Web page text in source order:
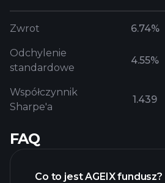
Zwrot 6.74%
Odchylenie
standardowe
4.55%
Współczynnik
Sharpe'a
1.439
FAQ
Co to jest AGEIX fundusz?